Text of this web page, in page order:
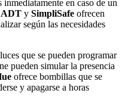
en caso de un
ADT y SimpliSafe ofrecen
según las necesidades
que se pueden programar
pueden simular la presencia
ofrece bombillas que se
y apagarse a horas